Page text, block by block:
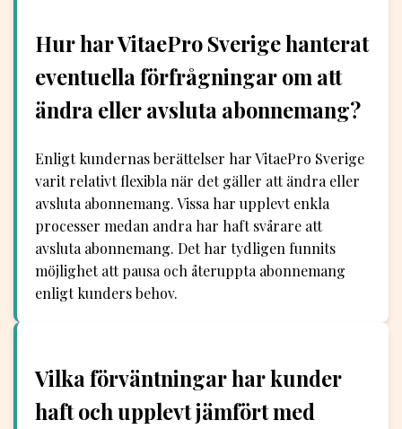
Hur har VitaePro Sverige hanterat
eventuella förfrågningar om att
ändra eller avsluta abonnemang?
Enligt kundernas berättelser har VitaePro Sverige
varit relativt flexibla när det gäller att ändra eller
avsluta abonnemang. Vissa har upplevt enkla
processer medan andra har haft svårare att
avsluta abonnemang. Det har tydligen funnits
möjlighet att pausa och återuppta abonnemang
enligt kunders behov.
Vilka förväntningar har kunder
haft och upplevt jämfört med